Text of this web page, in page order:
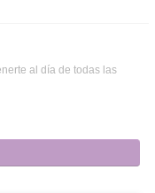
al día de todas las